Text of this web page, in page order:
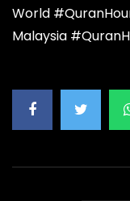
World
Malaysia